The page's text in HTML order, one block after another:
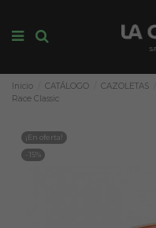
Inicio CATÁLOGO CAZOLETAS
Race Classic
¡En oferta!
-15%